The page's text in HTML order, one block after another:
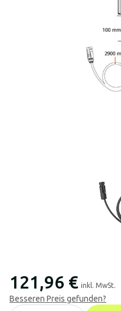
121,96 € inkl. MwSt.
Besseren Preis gefunden?